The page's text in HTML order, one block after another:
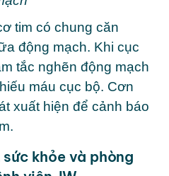
tim có chung căn
động mạch. Khi cục
tắc nghẽn động mạch
máu cục bộ. Cơn
xuất hiện để cảnh báo
khỏe và phòng